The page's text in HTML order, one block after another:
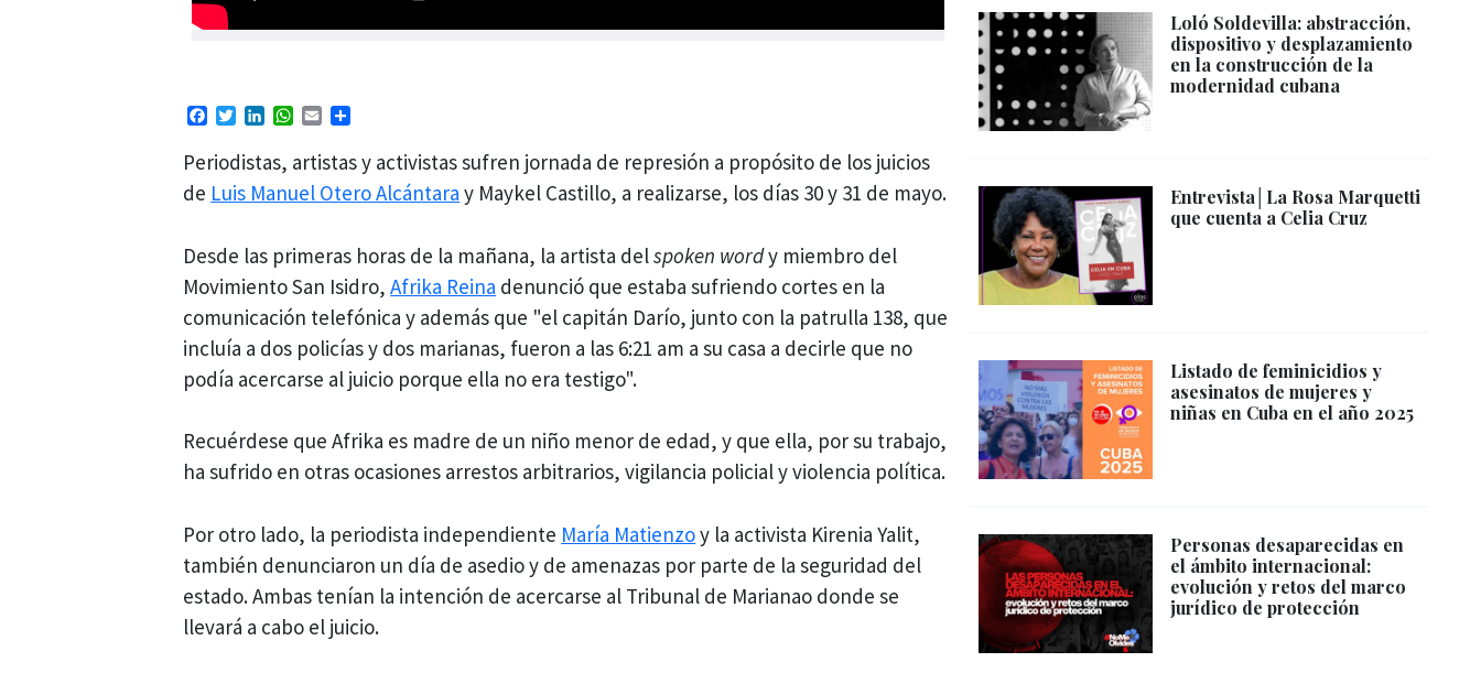
Facebook
TwitterLinkedIn
WhatsApp
Email
Periodistas, artistas y activistas sufren jornada de represión a propósito de los juicios
de Luis Manuel Otero Alcántara y Maykel Castillo, a realizarse, los días 30 y 31 de mayo.
Desde las primeras horas de la mañana, la artista delspoken wordy miembro del
Movimiento San Isidro,Afrika Reina denunció que estaba sufriendo cortes en la
comunicación telefónica y además que "el capitán Darío, junto con la patrulla 138, que
incluía a dos policías y dos marianas, fueron a las 6:21 am a su casa a decirle que no
podía acercarse al juicio porque ella no era testigo".
Recuérdese que Afrika es madre de un niño menor de edad, y que ella, por su trabajo,
ha sufrido en otras ocasiones arrestos arbitrarios, vigilancia policial y violencia política.
Por otro lado, la periodista independiente María Matienzoy la activista Kirenia Yalit,
también denunciaron un día de asedio y de amenazas por parte de la seguridad del
estado. Ambas tenían la intención de acercarse al Tribunal de Marianao donde se
llevará a cabo el juicio.
Loló Soldevilla: abstracción,
dispositivo y desplazamiento
en la construcción de la
modernidad cubana
Entrevista│La Rosa Marquetti
que cuenta a Celia Cruz
Listado de feminicidios y
asesinatos de mujeres y
niñas en Cuba en el año 2025
Personas desaparecidas en
el ámbito internacional:
evolución y retos del marco
jurídico de protección